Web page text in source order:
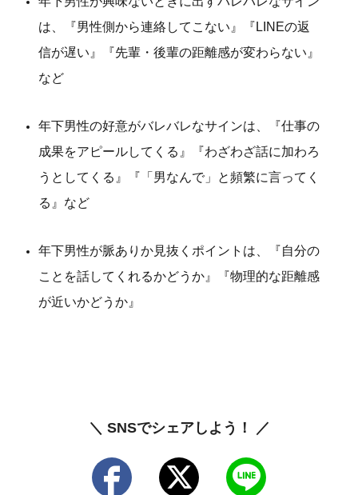
は、『男性側から連絡してこない』『LINEの返
信が遅い』『先輩・後輩の距離感が変わらない』
など
年下男性の好意がバレバレなサインは、『仕事の
成果をアピールしてくる』『わざわざ話に加わろ
うとしてくる』『「男なんで」と頻繁に言ってく
る』など
年下男性が脈ありか見抜くポイントは、『自分の
ことを話してくれるかどうか』『物理的な距離感
が近いかどうか』
＼ SNSでシェアしよう！ ／